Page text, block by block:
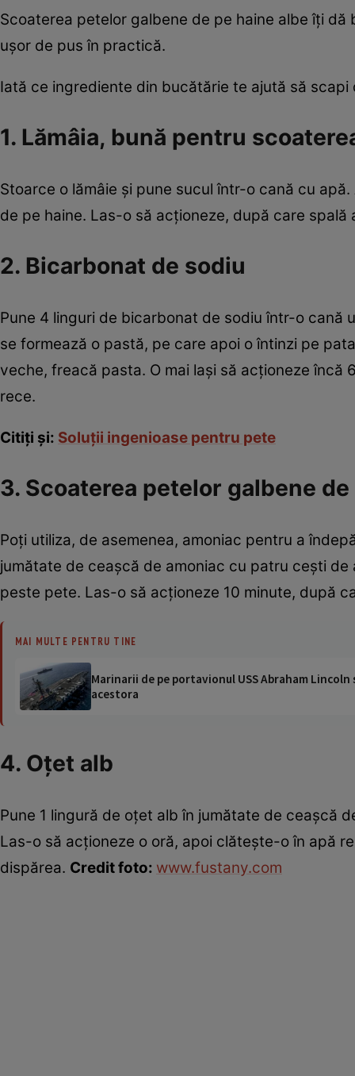
Scoaterea petelor galbene de pe haine albe îţi
uşor de pus în practică.
Iată ce ingrediente din bucătărie te ajută să
1. Lămâia, bună pentru
Stoarce o lămâie şi pune sucul într-o cană cu
de pe haine. Las-o să acţioneze, după care
2. Bicarbonat de sodiu
Pune 4 linguri de bicarbonat de sodiu într-o cană
se formează o pastă, pe care apoi o întinzi pe
veche, freacă pasta. O mai laşi să acţioneze
rece.
Citiţi şi: Soluţii ingenioase pentru pete
3. Scoaterea petelor galbene
Poţi utiliza, de asemenea, amoniac pentru a
jumătate de ceaşcă de amoniac cu patru ceşti
peste pete. Las-o să acţioneze 10 minute, după
MAI MULTE PENTRU TINE
Marinarii de pe portavionul USS Abraham
acestora
4. Oţet alb
Pune 1 lingură de oţet alb în jumătate de ceaşcă
Las-o să acţioneze o oră, apoi clăteşte-o în apă
dispărea. Credit foto: www.fustany.com